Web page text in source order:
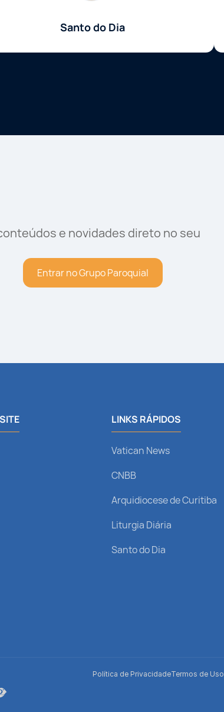
Santo do Dia
e novidades direto no seu
Entrar no Grupo Paroquial
LINKS RÁPIDOS
Vatican News
CNBB
Arquidiocese de Curitiba
Liturgia Diária
Santo do Dia
Política de PrivacidadeTermos de Uso